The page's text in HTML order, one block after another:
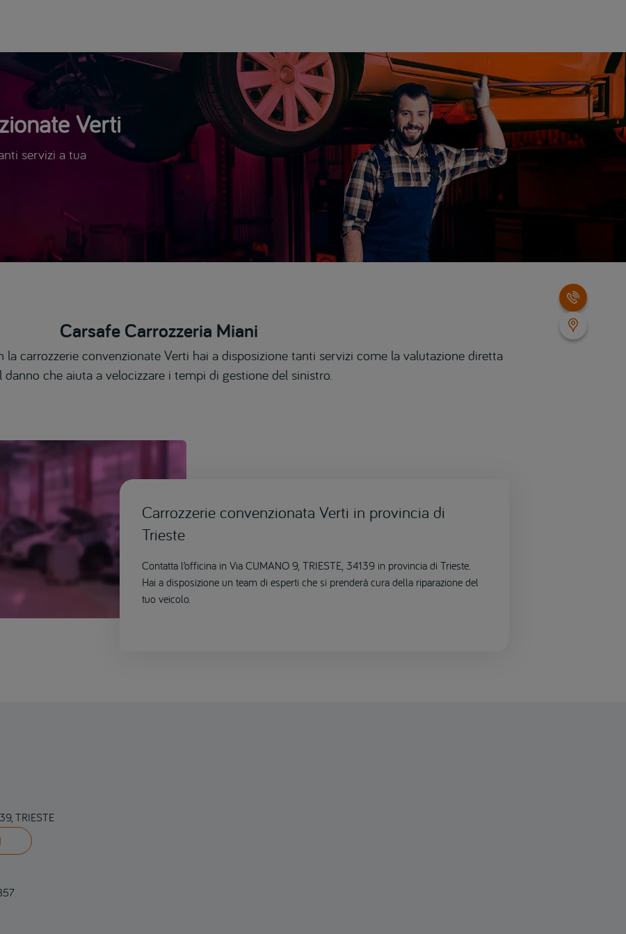
Verti
servizi a tua
Carsafe Carrozzeria Miani
carrozzerie convenzionate Verti hai a disposizione tanti servizi come la valutazione diretta
danno che aiuta a velocizzare i tempi di gestione del sinistro.
Carrozzerie convenzionata Verti in provincia di
Trieste
Contatta l’officina in Via CUMANO 9, TRIESTE, 34139 in provincia di Trieste.
Hai a disposizione un team di esperti che si prenderà cura della riparazione del
tuo veicolo.
TRIESTE